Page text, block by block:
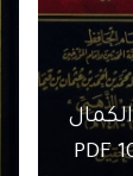
في أسماء الرجال ج10 PDF